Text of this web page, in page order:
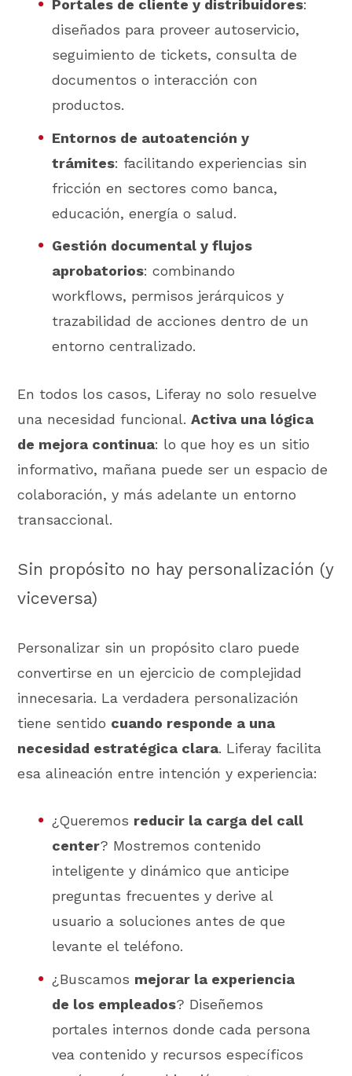
Portales de cliente y distribuidores:
diseñados para proveer autoservicio,
seguimiento de tickets, consulta de
documentos o interacción con
productos.
Entornos de autoatención y
trámites: facilitando experiencias sin
fricción en sectores como banca,
educación, energía o salud.
Gestión documental y flujos
aprobatorios: combinando
workflows, permisos jerárquicos y
trazabilidad de acciones dentro de un
entorno centralizado.
En todos los casos, Liferay no solo resuelve
una necesidad funcional.Activa una lógica
de mejora continua: lo que hoy es un sitio
informativo, mañana puede ser un espacio de
colaboración, y más adelante un entorno
transaccional.
Sin propósito no hay personalización (y
viceversa)
Personalizar sin un propósito claro puede
convertirse en un ejercicio de complejidad
innecesaria. La verdadera personalización
tiene sentido cuando responde a una
necesidad estratégica clara. Liferay facilita
esa alineación entre intención y experiencia:
¿Queremos reducir la carga del call
center? Mostremos contenido
inteligente y dinámico que anticipe
preguntas frecuentes y derive al
usuario a soluciones antes de que
levante el teléfono.
¿Buscamos mejorar la experiencia
de los empleados? Diseñemos
portales internos donde cada persona
vea contenido y recursos específicos